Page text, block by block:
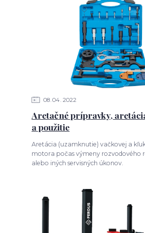
08 04 2022
Aretačné prípravky,
a použitie
Aretácia (uzamknutie) vačkovej a
motora počas výmeny rozvodového
alebo iných servisných úkonov.